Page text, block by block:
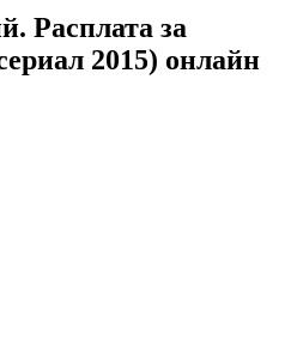
Расплата за
2015) онлайн